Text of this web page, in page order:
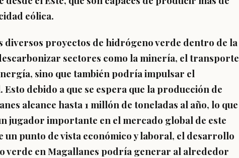
eólica.
diversos proyectos de hidrógeno verde dentro de la
sectores como la minería, el transporte
sino que también podría impulsar el
debido a que se espera que la producción de
alcance hasta 1 millón de toneladas al año, lo que
jugador importante en el mercado global de este
un punto de vista económico y laboral, el desarrollo
verde en Magallanes podría generar al alrededor